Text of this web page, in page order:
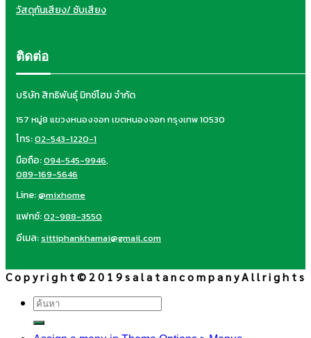
วัสดุกันเสียง/ ซับเสียง
ติดต่อ
บริษัท สิทธิพันธุ์ มิกซ์โฮม จำกัด
157 หมู่8 แขวงหนองจอก เขตหนองจอก กรุงเทพ 10530
โทร:02-543-1220-1
มือถือ:094-545-9946,
089-169-5646
Line:@mixhome
แฟกซ์:02-988-3550
อีเมล: sittiphankhamai@gmail.com
C o p y r i g h t © 2 0 1 9 s a l a t a n c o m p a n y A l l r i g h t s
ค้นหา: